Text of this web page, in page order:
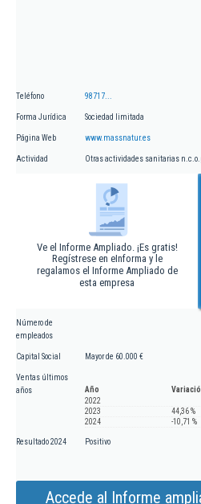
Teléfono 98717...
Forma Jurídica Sociedad limitada
Página Web www.massnatur.es
Actividad Otras actividades sanitarias
Ve el Informe Ampliado. ¡Es gratis!
Regístrese en eInforma y le
regalamos el Informe Ampliado de
esta empresa
Número de
empleados
Capital Social Mayor de 60.000 €
Ventas últimos
años
Año
2022
2023
44,36 %
2024
-10,71 %
Resultado 2024 Positivo
Accede al Informe